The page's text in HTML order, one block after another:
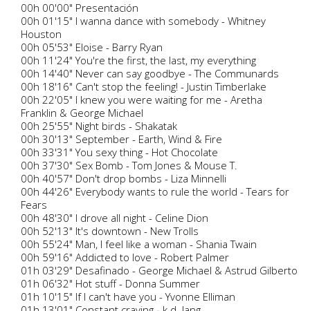
00h 00'00" Presentación
00h 01'15" I wanna dance with somebody - Whitney
Houston
00h 05'53" Eloise - Barry Ryan
00h 11'24" You're the first, the last, my everything
00h 14'40" Never can say goodbye - The Communards
00h 18'16" Can't stop the feeling! - Justin Timberlake
00h 22'05" I knew you were waiting for me - Aretha
Franklin & George Michael
00h 25'55" Night birds - Shakatak
00h 30'13" September - Earth, Wind & Fire
00h 33'31" You sexy thing - Hot Chocolate
00h 37'30" Sex Bomb - Tom Jones & Mouse T.
00h 40'57" Don't drop bombs - Liza Minnelli
00h 44'26" Everybody wants to rule the world - Tears for
Fears
00h 48'30" I drove all night - Celine Dion
00h 52'13" It's downtown - New Trolls
00h 55'24" Man, I feel like a woman - Shania Twain
00h 59'16" Addicted to love - Robert Palmer
01h 03'29" Desafinado - George Michael & Astrud Gilberto
01h 06'32" Hot stuff - Donna Summer
01h 10'15" If I can't have you - Yvonne Elliman